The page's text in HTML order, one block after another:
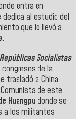
entra en
al estudio del
que lo llevó a
Socialistas
de la
trasladó a China
de este
Huangpu donde se
a los militantes